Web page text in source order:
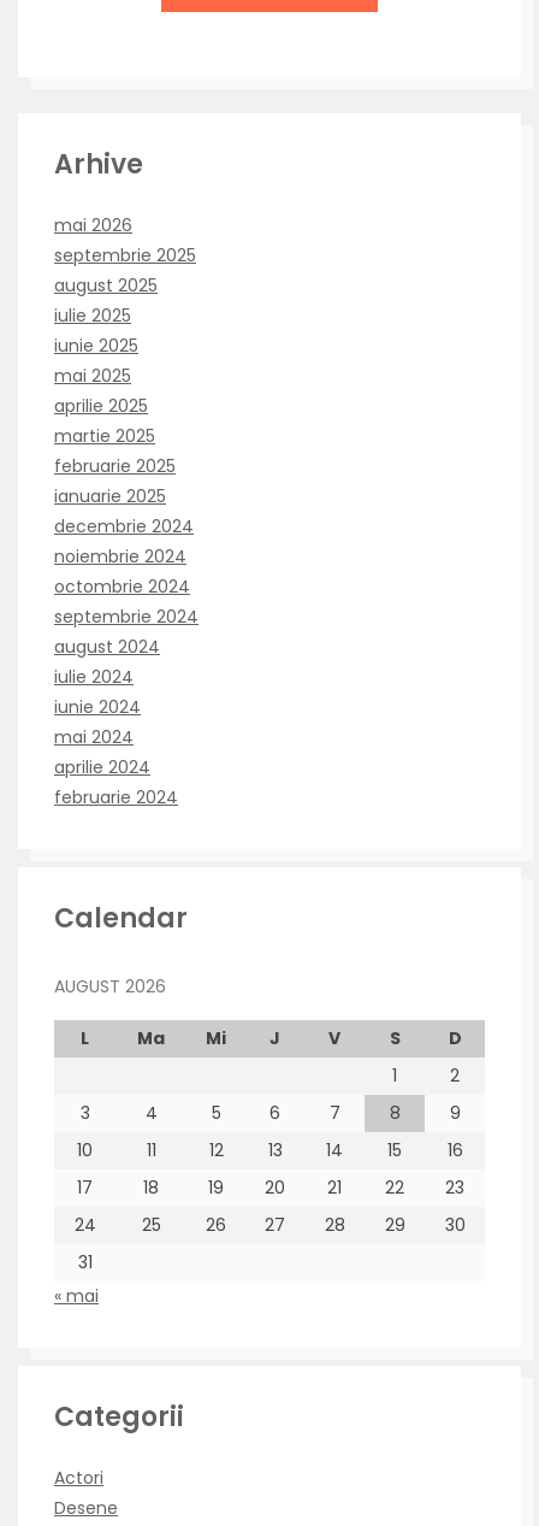
Arhive
mai 2026
septembrie 2025
august 2025
iulie 2025
iunie 2025
mai 2025
aprilie 2025
martie 2025
februarie 2025
ianuarie 2025
decembrie 2024
noiembrie 2024
octombrie 2024
septembrie 2024
august 2024
iulie 2024
iunie 2024
mai 2024
aprilie 2024
februarie 2024
Calendar
AUGUST 2026
L Ma Mi J V S
D
1
2
3
4 5 6 7 8
9
10
11 12 13 14 15
16
17
18 19 20 21 22
23
24
25 26 27 28 29
30
31
« mai
Categorii
Actori
Desene